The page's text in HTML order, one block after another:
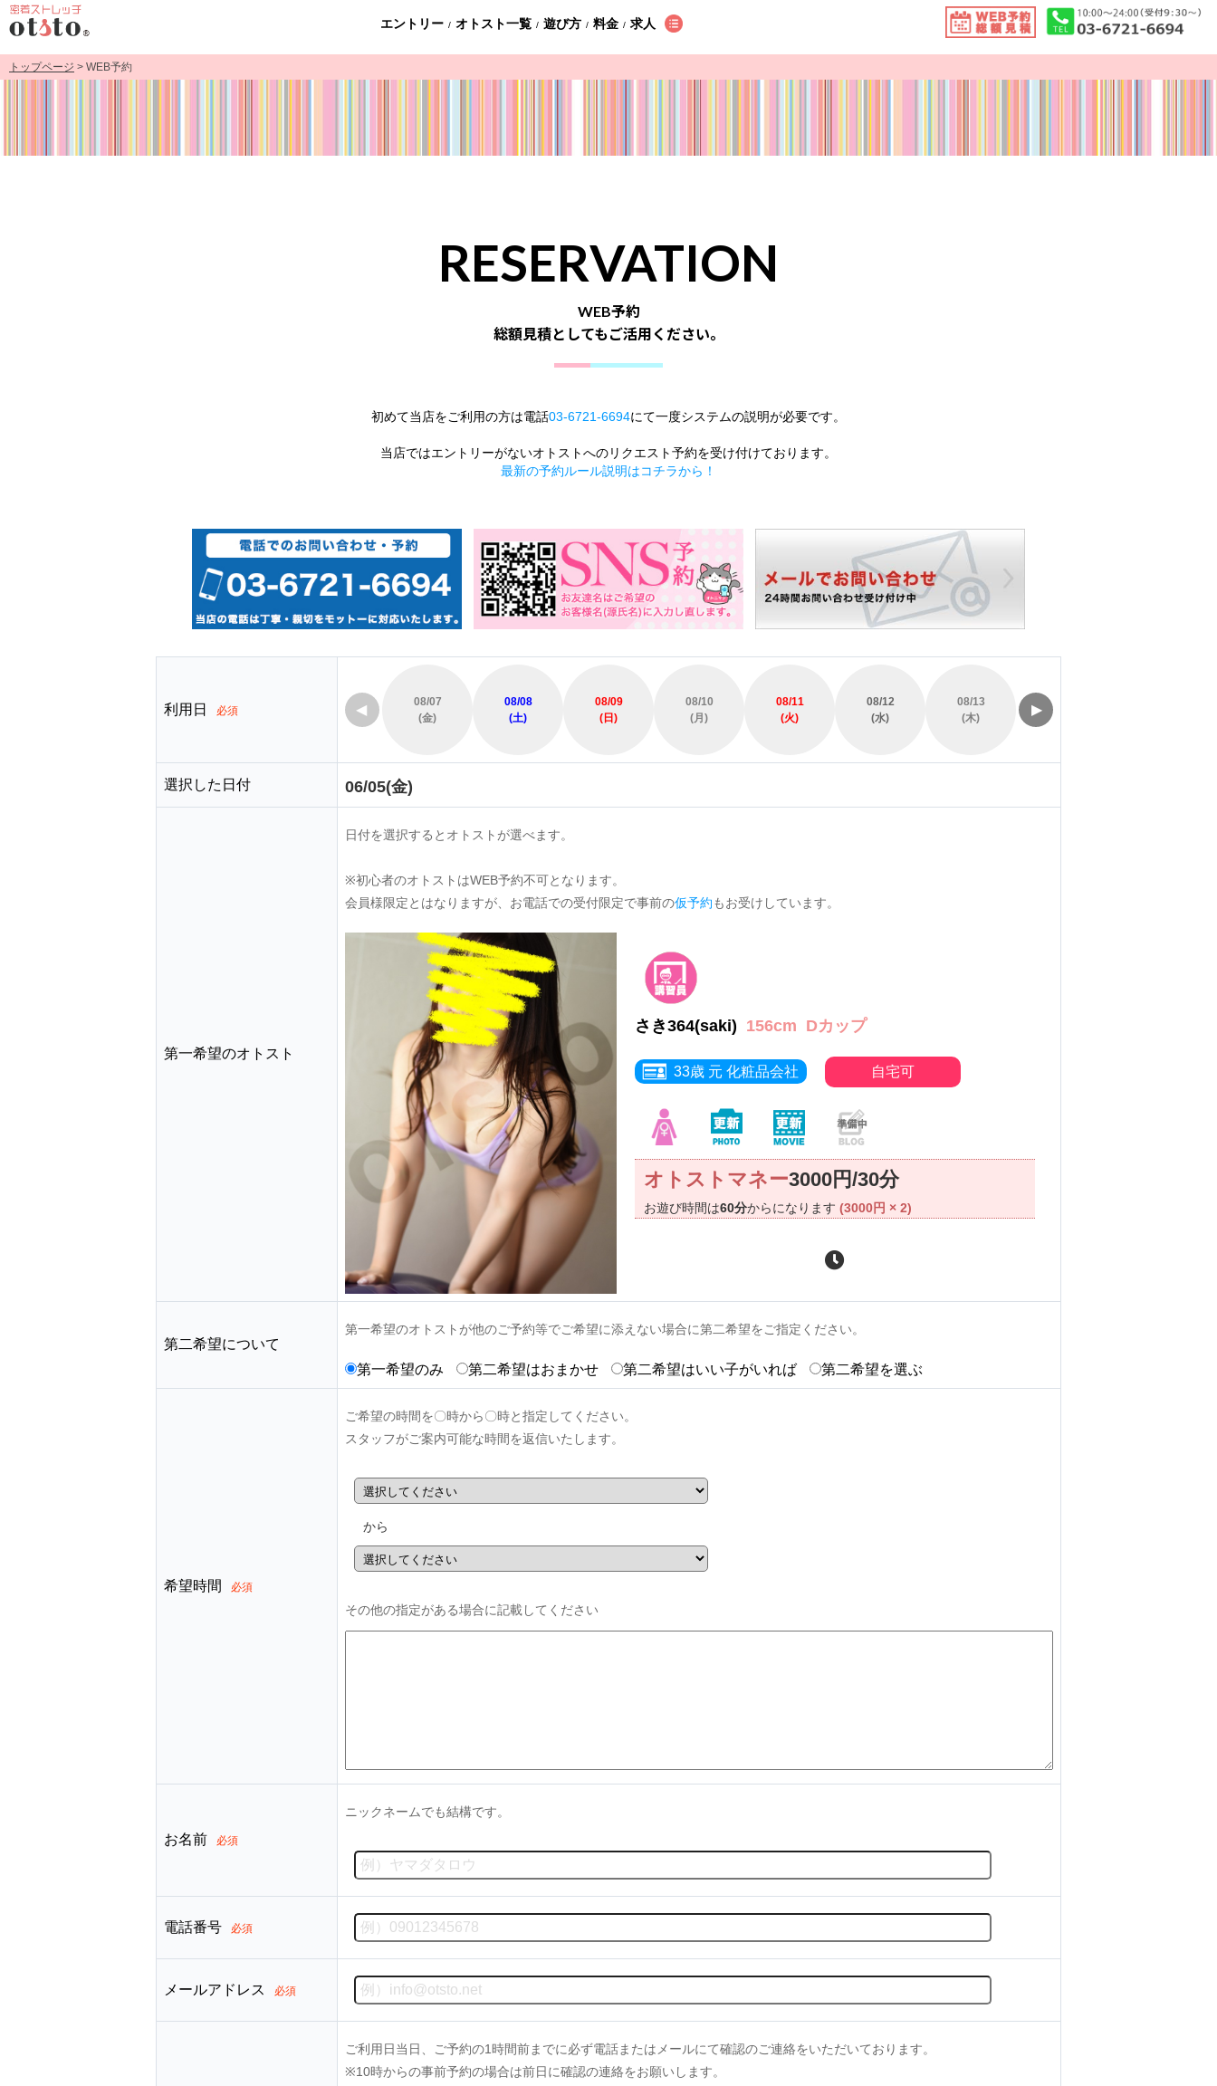
エントリー / オトスト一覧 / 遊び方 / 料金 / 求人
トップページ > WEB予約
RESERVATION
WEB予約
総額見積としてもご活用ください。
初めて当店をご利用の方は電話03-6721-6694にて一度システムの説明が必要です。
当店ではエントリーがないオトストへのリクエスト予約を受け付けております。
最新の予約ルール説明はコチラから！
利用日 必須 ◀
08/07
(金)
08/08
(土)
08/09
(日)
08/10
(月)
08/11
(火)
08/12
(水)
08/13
(木)
08/14
(金)
▶
選択した日付 06/05(金)
第一希望のオトスト
日付を選択するとオトストが選べます。
※初心者のオトストはWEB予約不可となります。
会員様限定とはなりますが、お電話での受付限定で事前の仮予約もお受けしています。
さき364(saki) 156cm Dカップ
33歳 元 化粧品会社 自宅可
オトストマネー3000円/30分
お遊び時間は60分からになります (3000円 × 2)
第二希望について
第一希望のオトストが他のご予約等でご希望に添えない場合に第二希望をご指定ください。
第一希望のみ 第二希望はおまかせ 第二希望はいい子がいれば 第二希望を選ぶ
希望時間 必須
ご希望の時間を〇時から〇時と指定してください。
スタッフがご案内可能な時間を返信いたします。
から
その他の指定がある場合に記載してください
お名前 必須
ニックネームでも結構です。
電話番号 必須
メールアドレス 必須
ご利用日当日、ご予約の1時間前までに必ず電話またはメールにて確認のご連絡をいただいております。
※10時からの事前予約の場合は前日に確認の連絡をお願いします。